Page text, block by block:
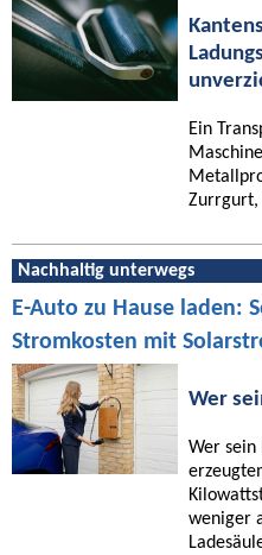
Ein
Zurrgurt,
Nachhaltig unterwegs
E-Auto zu Hause laden:
Stromkosten mit
Wer
Wer sein
weniger